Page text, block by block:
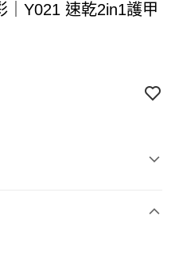
｜Y021 速乾2in1護甲